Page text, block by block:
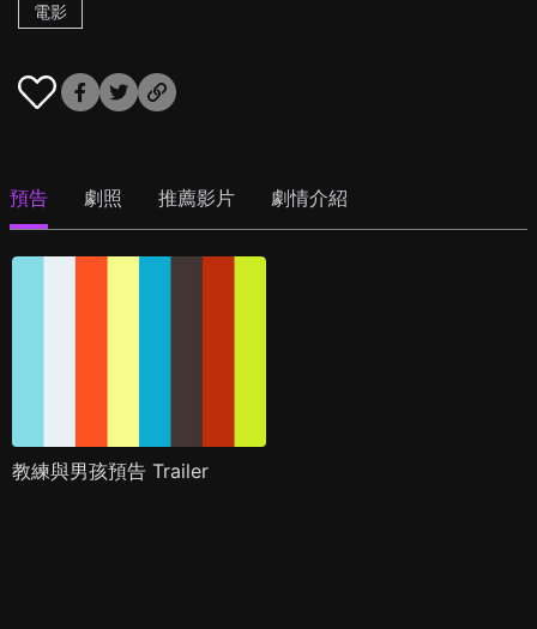
電影
預告 劇照 推薦影片 劇情介紹
教練與男孩預告 Trailer